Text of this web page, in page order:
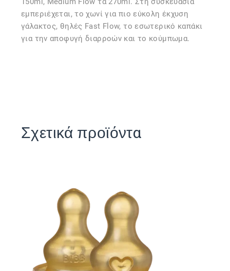
εμπεριέχεται, το χωνί για πιο εύκολη έκχυση
γάλακτος, θηλές Fast Flow, το εσωτερικό καπάκι
για την αποφυγή διαρροών και το κούμπωμα.
Σχετικά προϊόντα